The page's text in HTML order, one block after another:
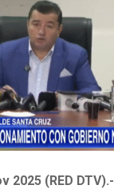
2025 (RED DTV).-